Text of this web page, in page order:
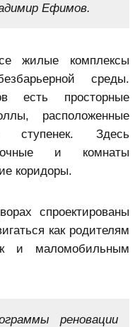
Ефимов.
жилые комплексы
среды.
есть просторные
расположенные
Здесь
и комнаты
коридоры.
спроектированы
как родителям
и маломобильным
реновации